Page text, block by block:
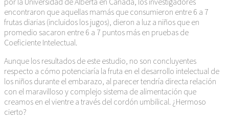
encontraron que aquellas mamás que consumieron entre 6 a 7
frutas diarias (incluidos los jugos), dieron a luz a niños que en
promedio sacaron entre 6 a 7 puntos más en pruebas de
Coeficiente Intelectual.
Aunque los resultados de este estudio, no son concluyentes
respecto a cómo potenciaría la fruta en el desarrollo intelectual de
los niños durante el embarazo, al parecer tendría directa relación
con el maravilloso y complejo sistema de alimentación que
creamos en el vientre a través del cordón umbilical. ¿Hermoso
cierto?